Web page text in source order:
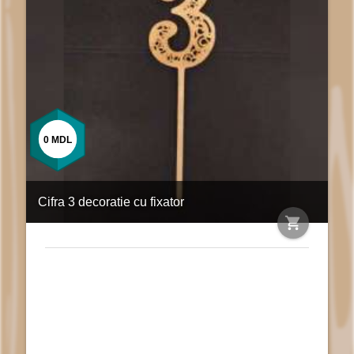
Cifra 3 decoratie cu fixator
shopping_cart
0 MDL